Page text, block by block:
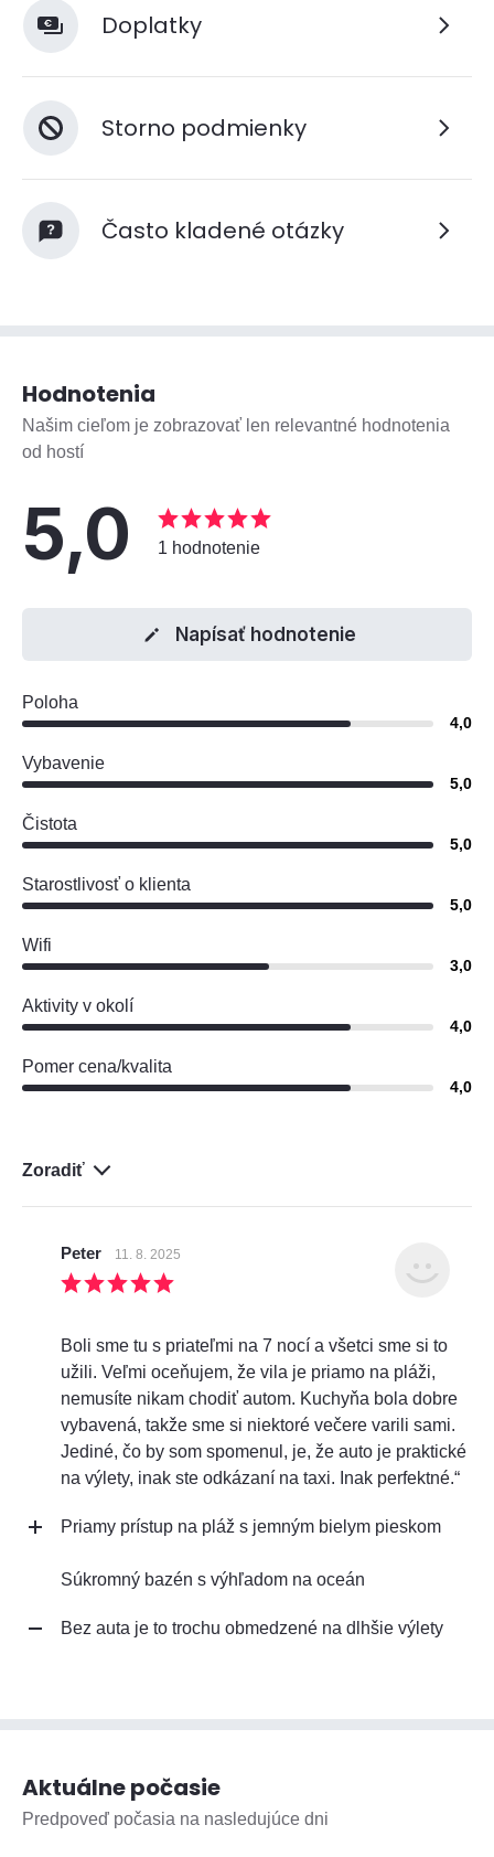
Doplatky
Storno podmienky
Často kladené otázky
Hodnotenia
Našim cieľom je zobrazovať len relevantné hodnotenia
od hostí
5,0 1 hodnotenie
Napísať hodnotenie
Poloha
4,0
Vybavenie
5,0
Čistota
5,0
Starostlivosť o klienta
5,0
Wifi
3,0
Aktivity v okolí
4,0
Pomer cena/kvalita
4,0
Zoradiť
Peter 11. 8. 2025
Boli sme tu s priateľmi na 7 nocí a všetci sme si to
užili. Veľmi oceňujem, že vila je priamo na pláži,
nemusíte nikam chodiť autom. Kuchyňa bola dobre
vybavená, takže sme si niektoré večere varili sami.
Jediné, čo by som spomenul, je, že auto je praktické
na výlety, inak ste odkázaní na taxi. Inak perfektné.“
Priamy prístup na pláž s jemným bielym pieskom
Súkromný bazén s výhľadom na oceán
Bez auta je to trochu obmedzené na dlhšie výlety
Aktuálne počasie
Predpoveď počasia na nasledujúce dni